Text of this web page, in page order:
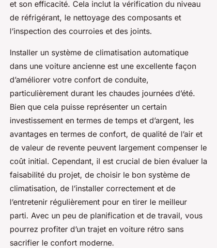
et son efficacité. Cela inclut la vérification du niveau
de réfrigérant, le nettoyage des composants et
l’inspection des courroies et des joints.
Installer un système de climatisation automatique
dans une voiture ancienne est une excellente façon
d’améliorer votre confort de conduite,
particulièrement durant les chaudes journées d’été.
Bien que cela puisse représenter un certain
investissement en termes de temps et d’argent, les
avantages en termes de confort, de qualité de l’air et
de valeur de revente peuvent largement compenser le
coût initial. Cependant, il est crucial de bien évaluer la
faisabilité du projet, de choisir le bon système de
climatisation, de l’installer correctement et de
l’entretenir régulièrement pour en tirer le meilleur
parti. Avec un peu de planification et de travail, vous
pourrez profiter d’un trajet en voiture rétro sans
sacrifier le confort moderne.